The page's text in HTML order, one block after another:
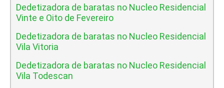
Dedetizadora de baratas no Nucleo Residencial
Vinte e Oito de Fevereiro
Dedetizadora de baratas no Nucleo Residencial
Vila Vitoria
Dedetizadora de baratas no Nucleo Residencial
Vila Todescan